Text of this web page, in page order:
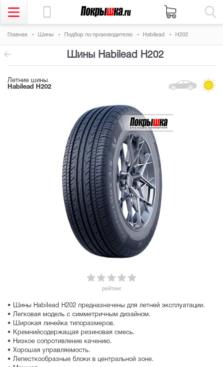
Главная Шины Подбор по производителю Habilead H202
Шины Habilead H202
Летние шины
Habilead H202
рейтинг
• Шины Habilead H202 предназначены для летней эксплуатации.
• Легковая модель с симметричным дизайном.
• Широкая линейка типоразмеров.
• Кремнийсодержащая резиновая смесь.
• Низкое сопротивление качению.
• Хорошая управляемость.
• Лепесткообразные блоки в центральной зоне.